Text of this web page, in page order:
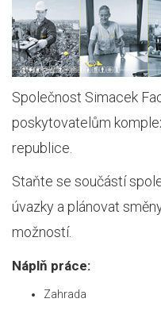
Společnost Simacek
poskytovatelům
republice.
Staňte se součástí
úvazky a plánovat
možností.
Náplň práce:
Zahrada